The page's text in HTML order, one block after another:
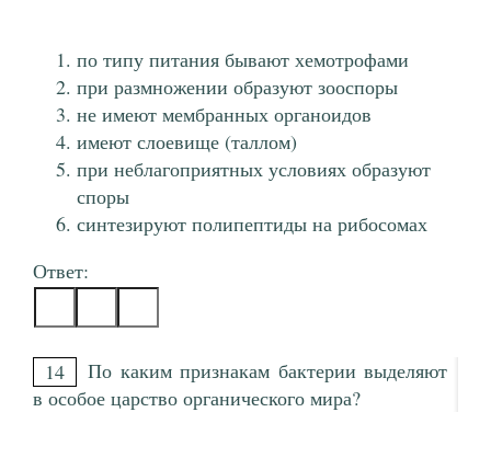
по типу питания бывают хемотрофами
при размножении образуют зооспоры
не имеют мембранных органоидов
имеют слоевище (таллом)
при неблагоприятных условиях образуют
споры
синтезируют полипептиды на рибосомах
Ответ:
14
По каким признакам бактерии выделяют
в особое царство органического мира?